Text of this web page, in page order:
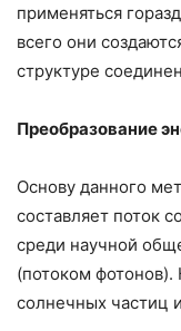
применяться
всего они
структуре
Преобразование
Основу данного
составляет поток
среди научной
(потоком фотонов).
солнечных частиц